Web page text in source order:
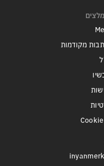
מקודמות